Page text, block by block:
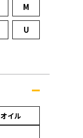
M
U
オイル